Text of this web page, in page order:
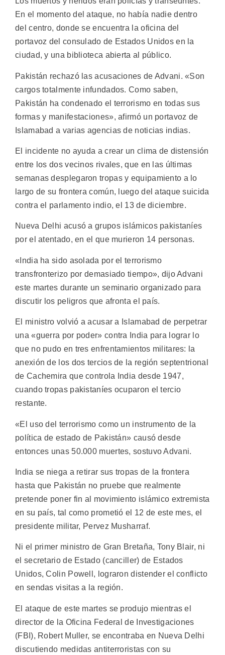
En el momento del ataque, no había nadie dentro
del centro, donde se encuentra la oficina del
portavoz del consulado de Estados Unidos en la
ciudad, y una biblioteca abierta al público.
Pakistán rechazó las acusaciones de Advani. «Son
cargos totalmente infundados. Como saben,
Pakistán ha condenado el terrorismo en todas sus
formas y manifestaciones», afirmó un portavoz de
Islamabad a varias agencias de noticias indias.
El incidente no ayuda a crear un clima de distensión
entre los dos vecinos rivales, que en las últimas
semanas desplegaron tropas y equipamiento a lo
largo de su frontera común, luego del ataque suicida
contra el parlamento indio, el 13 de diciembre.
Nueva Delhi acusó a grupos islámicos pakistaníes
por el atentado, en el que murieron 14 personas.
«India ha sido asolada por el terrorismo
transfronterizo por demasiado tiempo», dijo Advani
este martes durante un seminario organizado para
discutir los peligros que afronta el país.
El ministro volvió a acusar a Islamabad de perpetrar
una «guerra por poder» contra India para lograr lo
que no pudo en tres enfrentamientos militares: la
anexión de los dos tercios de la región septentrional
de Cachemira que controla India desde 1947,
cuando tropas pakistaníes ocuparon el tercio
restante.
«El uso del terrorismo como un instrumento de la
política de estado de Pakistán» causó desde
entonces unas 50.000 muertes, sostuvo Advani.
India se niega a retirar sus tropas de la frontera
hasta que Pakistán no pruebe que realmente
pretende poner fin al movimiento islámico extremista
en su país, tal como prometió el 12 de este mes, el
presidente militar, Pervez Musharraf.
Ni el primer ministro de Gran Bretaña, Tony Blair, ni
el secretario de Estado (canciller) de Estados
Unidos, Colin Powell, lograron distender el conflicto
en sendas visitas a la región.
El ataque de este martes se produjo mientras el
director de la Oficina Federal de Investigaciones
(FBI), Robert Muller, se encontraba en Nueva Delhi
discutiendo medidas antiterroristas con su